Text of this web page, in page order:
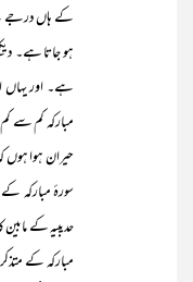
کے ہاں درجے
ہو جاتا ہے۔
ہے۔ اور
مبارکہ کم سے
حیران ہوا
سورۂ مبارکہ
حدیبیہ کے مابین
مبارکہ کے